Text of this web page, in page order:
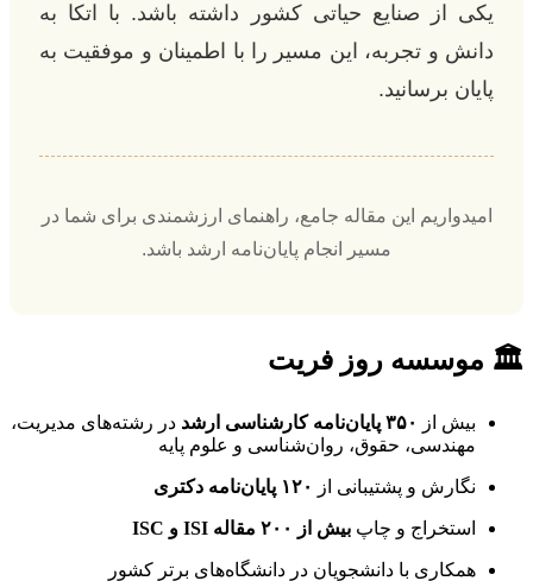
یکی از صنایع حیاتی کشور داشته باشد. با اتکا به
دانش و تجربه، این مسیر را با اطمینان و موفقیت به
پایان برسانید.
امیدواریم این مقاله جامع، راهنمای ارزشمندی برای شما در
مسیر انجام پایان‌نامه ارشد باشد.
🏛 موسسه روز فریت
بیش از ۳۵۰ پایان‌نامه کارشناسی ارشد
در رشته‌های مدیریت،
مهندسی، حقوق، روان‌شناسی و علوم پایه
نگارش و پشتیبانی از ۱۲۰ پایان‌نامه دکتری
استخراج و چاپ بیش از ۲۰۰ مقاله ISI و ISC
همکاری با دانشجویان در دانشگاه‌های برتر کشور